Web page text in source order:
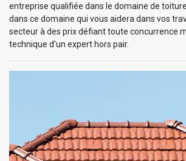
entreprise qualifiée dans le domaine de
dans ce domaine qui vous aidera dans vos
secteur à des prix défiant toute concurrence
technique d’un expert hors pair.